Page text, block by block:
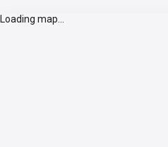
Loading map...